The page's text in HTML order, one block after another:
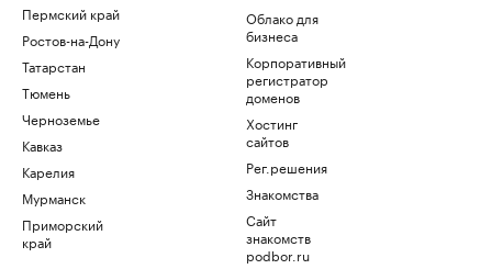
Пермский край
Ростов-на-Дону
Татарстан
Тюмень
Черноземье
Кавказ
Карелия
Мурманск
Приморский
край
Облако для
бизнеса
Корпоративный
регистратор
доменов
Хостинг
сайтов
Рег.решения
Знакомства
Сайт
знакомств
podbor.ru